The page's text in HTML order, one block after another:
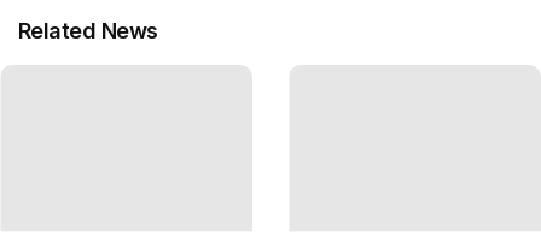
Related News